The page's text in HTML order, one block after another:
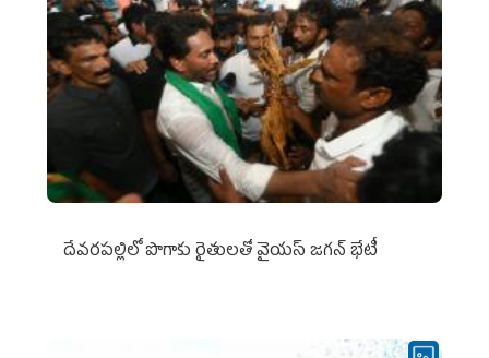
దేవరపల్లిలో పొగాకు రైతులతో వైయస్ జగన్ భేటీ